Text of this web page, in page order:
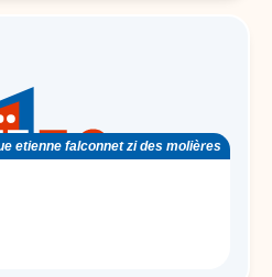
etienne falconnet zi des molières